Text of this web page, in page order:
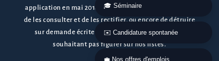
application en mai 2018 confère le droit de s’y opposer,
de les consulter et de les rectifier, ou encore de détruire
sur demande écrite le dossier d’une personne ne
souhaitant pas figurer sur nos listes.
🎓 Séminaire
✉️ Candidature spontanée
💼 Nos offres d'emplois